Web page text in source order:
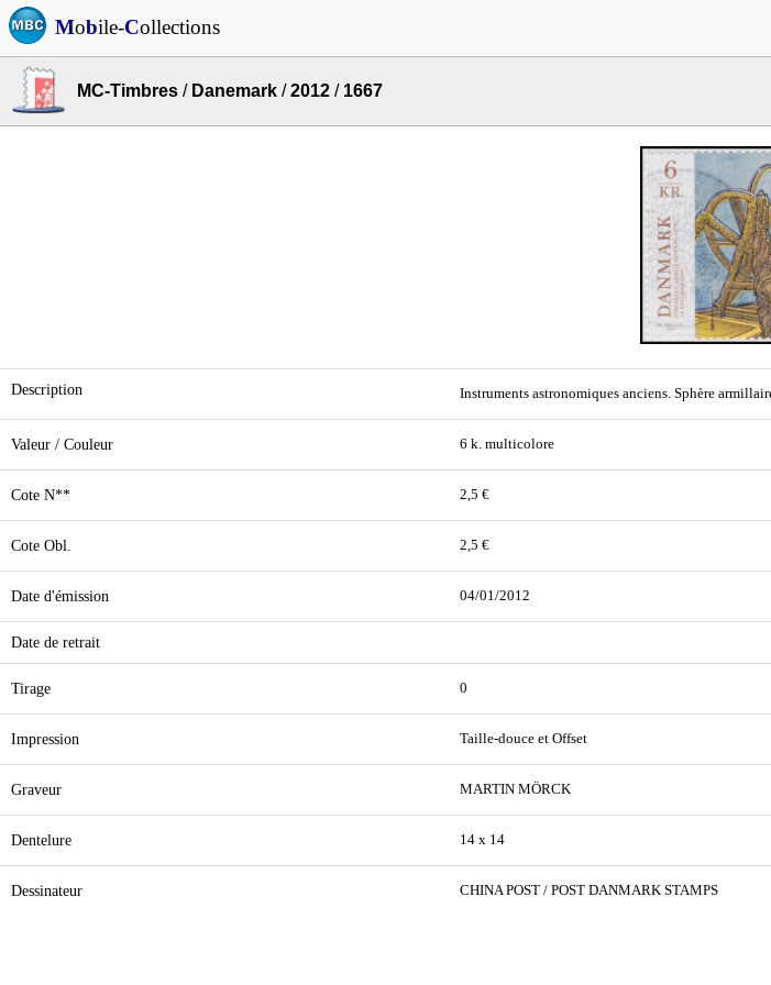
Mobile-Collections
MC-Timbres / Danemark /2012 / 1667
Description Instruments astronomiques anciens. Sphère
Valeur / Couleur 6 k. multicolore
Cote N** 2,5 €
Cote Obl. 2,5 €
Date d'émission 04/01/2012
Date de retrait
Tirage 0
Impression Taille-douce et Offset
Graveur MARTIN MÖRCK
Dentelure 14 x 14
Dessinateur CHINA POST / POST DANMARK STAMPS